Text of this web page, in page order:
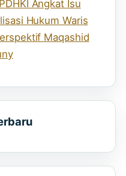
Angkat Isu
Hukum Waris
Maqashid